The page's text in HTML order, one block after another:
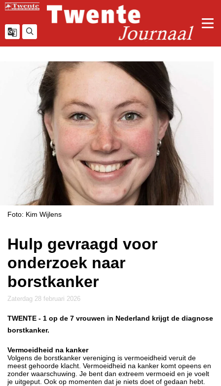
Foto: Kim Wijlens
Hulp gevraagd voor
onderzoek naar
borstkanker
zaterdag 28 februari 2026
TWENTE - 1 op de 7 vrouwen in Nederland krijgt de diagnose
borstkanker.
Vermoeidheid na kanker
Volgens de borstkanker vereniging is vermoeidheid veruit de
meest gehoorde klacht. Vermoeidheid na kanker komt opeens en
zonder waarschuwing. Je bent dan extreem vermoeid en je voelt
je uitgeput. Ook op momenten dat je niets doet of gedaan hebt.